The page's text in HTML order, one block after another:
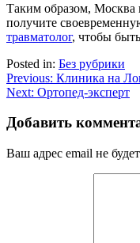
Таким образом, Москва
получите
травматолог, чтобы
Posted in: Без рубрики
Навигация
по
записям
Previous: Клиника на
Next: Ортопед-эксперт
Добавить
Ваш адрес email не